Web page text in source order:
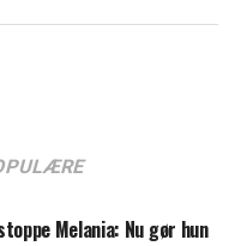
Melania: Nu gør hun